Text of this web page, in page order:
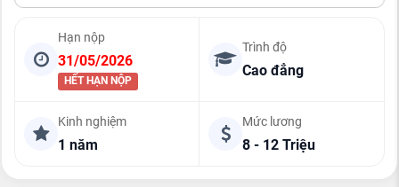
Hạn nộp
31/05/2026
HẾT HẠN NỘP
Trình độ
Cao đẳng
Kinh nghiệm
1 năm
Mức lương
8 - 12 Triệu